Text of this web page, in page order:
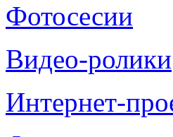
Фотосесии
Видео-ролики
Интернет-